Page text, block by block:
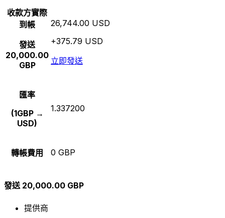
收款方實際
到帳
發送
20,000.00
GBP
26,744.00 USD
+375.79 USD
立即發送
匯率
(1GBP →
USD)
1.337200
轉帳費用 0 GBP
發送 20,000.00 GBP
提供商